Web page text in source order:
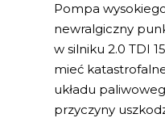
Pompa
newralgiczny
w silniku 2.0 TDI
mieć
układu
przyczyny